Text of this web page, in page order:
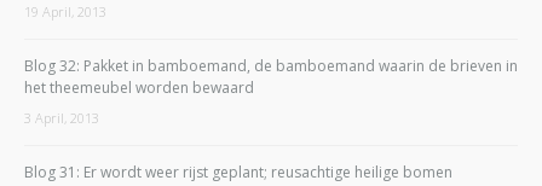
19 April, 2013
Blog 32: Pakket in bamboemand, de bamboemand waarin de brieven in
het theemeubel worden bewaard
3 April, 2013
Blog 31: Er wordt weer rijst geplant; reusachtige heilige bomen